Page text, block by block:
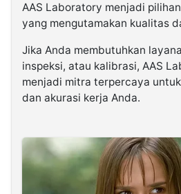
AAS Laboratory menjadi
yang mengutamakan kualitas
Jika Anda membutuhkan
inspeksi, atau kalibrasi, AAS
menjadi mitra terpercaya
dan akurasi kerja Anda.